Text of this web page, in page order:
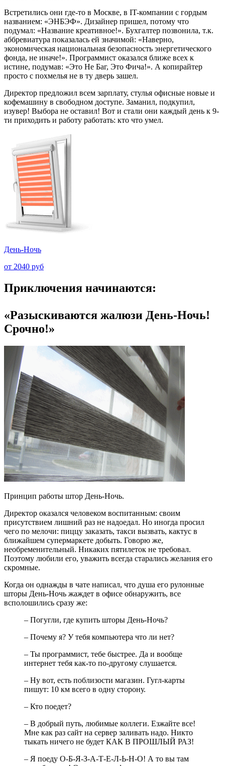
Встретились они где-то в Москве, в IT-компании с гордым
названием: «ЭНБЭФ». Дизайнер пришел, потому что
подумал: «Название креативное!». Бухгалтер позвонила, т.к.
аббревиатура показалась ей значимой: «Наверно,
экономическая национальная безопасность энергетического
фонда, не иначе!». Программист оказался ближе всех к
истине, подумав: «Это Не Баг, Это Фича!». А копирайтер
просто с похмелья не в ту дверь зашел.
Директор предложил всем зарплату, стулья офисные новые и
кофемашину в свободном доступе. Заманил, подкупил,
изувер! Выбора не оставил! Вот и стали они каждый день к 9-
ти приходить и работу работать: кто что умел.
День-Ночь
от 2040 руб
Приключения начинаются:
«Разыскиваются жалюзи День-Ночь!
Срочно!»
Принцип работы штор День-Ночь.
Директор оказался человеком воспитанным: своим
присутствием лишний раз не надоедал. Но иногда просил
чего по мелочи: пиццу заказать, такси вызвать, кактус в
ближайшем супермаркете добыть. Говорю же,
необременительный. Никаких пятилеток не требовал.
Поэтому любили его, уважить всегда старались желания его
скромные.
Когда он однажды в чате написал, что душа его рулонные
шторы День-Ночь жаждет в офисе обнаружить, все
всполошились сразу же:
– Погугли, где купить шторы День-Ночь?
– Почему я? У тебя компьютера что ли нет?
– Ты программист, тебе быстрее. Да и вообще
интернет тебя как-то по-другому слушается.
– Ну вот, есть поблизости магазин. Гугл-карты
пишут: 10 км всего в одну сторону.
– Кто поедет?
– В добрый путь, любимые коллеги. Езжайте все!
Мне как раз сайт на сервер заливать надо. Никто
тыкать ничего не будет КАК В ПРОШЛЫЙ РАЗ!
– Я поеду О-Б-Я-З-А-Т-Е-Л-Ь-Н-О! А то вы там